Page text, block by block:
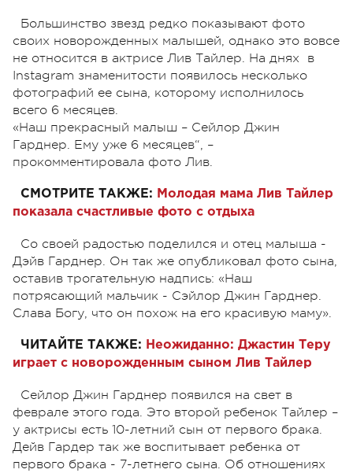
Большинство звезд редко показывают фото
своих новорожденных малышей, однако это вовсе
не относится в актрисе Лив Тайлер. На днях в
Instagram знаменитости появилось несколько
фотографий ее сына, которому исполнилось
всего 6 месяцев.
«Наш прекрасный малыш – Сейлор Джин
Гарднер. Ему уже 6 месяцев“, –
прокомментировала фото Лив.
СМОТРИТЕ ТАКЖЕ: Молодая мама Лив Тайлер
показала счастливые фото с отдыха
Со своей радостью поделился и отец малыша -
Дэйв Гарднер. Он так же опубликовал фото сына,
оставив трогательную надпись: «Наш
потрясающий мальчик - Сэйлор Джин Гарднер.
Слава Богу, что он похож на его красивую маму».
ЧИТАЙТЕ ТАКЖЕ: Неожиданно: Джастин Теру
играет с новорожденным сыном Лив Тайлер
Сейлор Джин Гарднер появился на свет в
феврале этого года. Это второй ребенок Тайлер –
у актрисы есть 10-летний сын от первого брака.
Дейв Гардер так же воспитывает ребенка от
первого брака - 7-летнего сына. Об отношениях